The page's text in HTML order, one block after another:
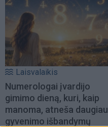
Laisvalaikis
Numerologai įvardijo
gimimo dieną, kuri, kaip
manoma, atneša daugiau
gyvenimo išbandymų